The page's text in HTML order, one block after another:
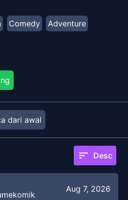
pengiriman, dan dalam
catatan pertarungan
pada akhirnya akan
yang Merajalela". Putri
menghadirkan awal dari
Comedy
Adventure
dari awal
sort Desc
Aug 7, 2026